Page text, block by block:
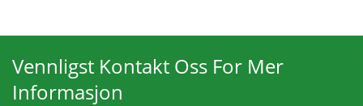
Vennligst Kontakt Oss For Mer
Informasjon